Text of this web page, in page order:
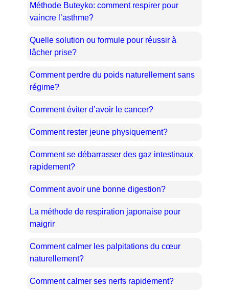
Méthode Buteyko: comment respirer pour
vaincre l’asthme?
Quelle solution ou formule pour réussir à
lâcher prise?
Comment perdre du poids naturellement sans
régime?
Comment éviter d’avoir le cancer?
Comment rester jeune physiquement?
Comment se débarrasser des gaz intestinaux
rapidement?
Comment avoir une bonne digestion?
La méthode de respiration japonaise pour
maigrir
Comment calmer les palpitations du cœur
naturellement?
Comment calmer ses nerfs rapidement?